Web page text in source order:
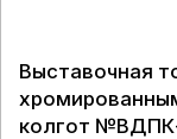
Выставочная
колгот